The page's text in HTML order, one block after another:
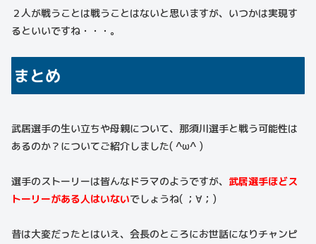
２人が戦うことは戦うことはないと思いますが、いつかは実現す
るといいですね・・・。
まとめ
武居選手の生い立ちや母親について、那須川選手と戦う可能性は
あるのか？についてご紹介しました( ^ω^ )
選手のストーリーは皆んなドラマのようですが、 武居選手ほどス
トーリーがある人はいないでしょうね( ；∀；)
昔は大変だったとはいえ、会長のところにお世話になりチャンピ